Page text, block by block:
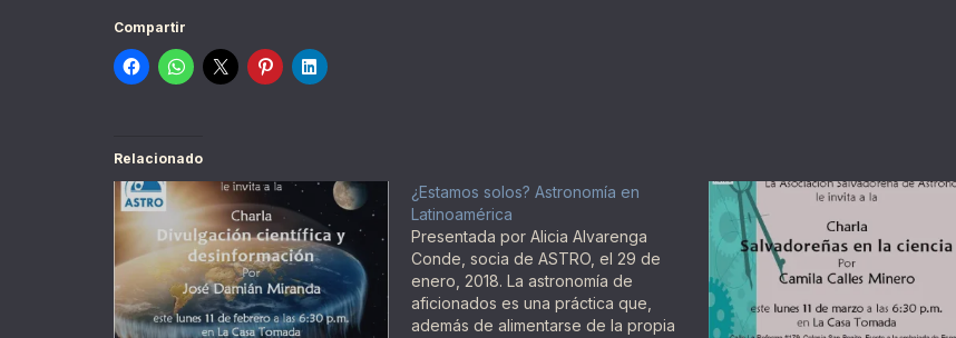
Compartir
Relacionado
¿Estamos solos? Astronomía en
Latinoamérica
Presentada por Alicia Alvarenga
Conde, socia de ASTRO, el 29 de
enero, 2018. La astronomía de
aficionados es una práctica que,
además de alimentarse de la propia